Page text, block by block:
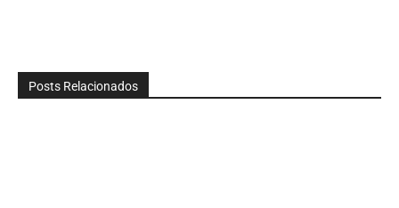
Posts Relacionados